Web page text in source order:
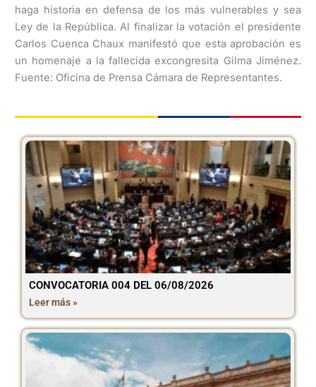
haga historia en defensa de los más vulnerables y sea
Ley de la República. Al finalizar la votación el presidente
Carlos Cuenca Chaux manifestó que esta aprobación es
un homenaje a la fallecida excongresita Gilma Jiménez.
Fuente: Oficina de Prensa Cámara de Representantes.
CONVOCATORIA 004 DEL 06/08/2026
Leer más »